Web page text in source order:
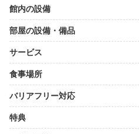
館内の設備
部屋の設備・備品
サービス
食事場所
バリアフリー対応
特典